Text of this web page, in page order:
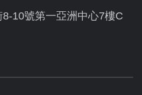
10號第一亞洲中心7樓C